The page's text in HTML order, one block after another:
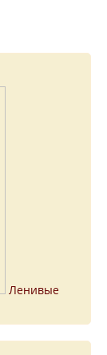
Ленивые